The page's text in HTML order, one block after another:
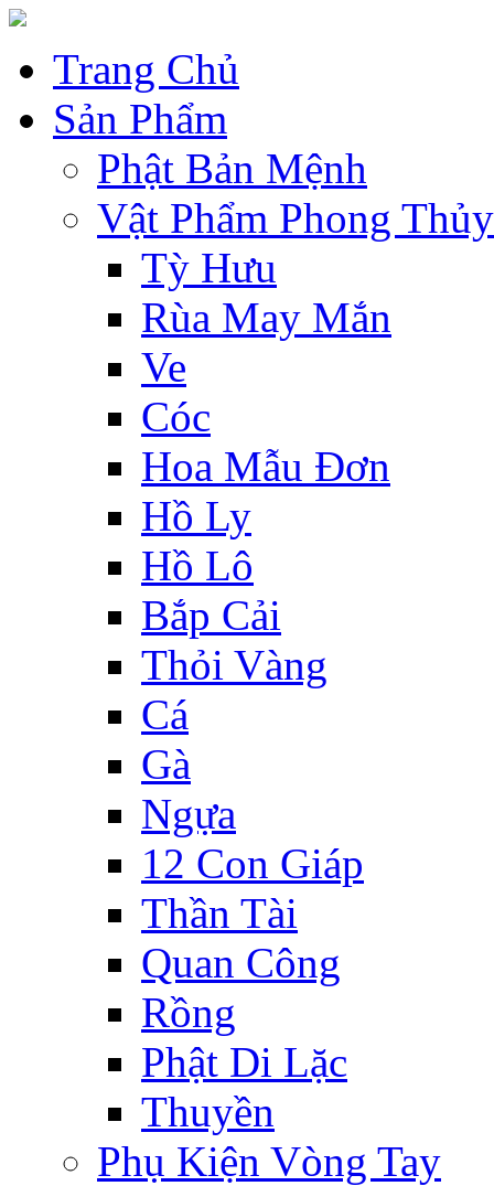
Trang Chủ
Sản Phẩm
Phật Bản Mệnh
Vật Phẩm Phong Thủy
Tỳ Hưu
Rùa May Mắn
Ve
Cóc
Hoa Mẫu Đơn
Hồ Ly
Hồ Lô
Bắp Cải
Thỏi Vàng
Cá
Gà
Ngựa
12 Con Giáp
Thần Tài
Quan Công
Rồng
Phật Di Lặc
Thuyền
Phụ Kiện Vòng Tay